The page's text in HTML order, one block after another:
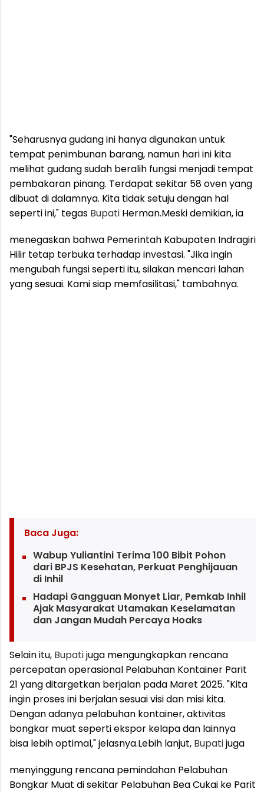
"Seharusnya gudang ini hanya digunakan untuk
tempat penimbunan barang, namun hari ini kita
melihat gudang sudah beralih fungsi menjadi tempat
pembakaran pinang. Terdapat sekitar 58 oven yang
dibuat di dalamnya. Kita tidak setuju dengan hal
seperti ini," tegas Bupati Herman.Meski demikian, ia
menegaskan bahwa Pemerintah Kabupaten Indragiri
Hilir tetap terbuka terhadap investasi. "Jika ingin
mengubah fungsi seperti itu, silakan mencari lahan
yang sesuai. Kami siap memfasilitasi," tambahnya.
Baca Juga:
Wabup Yuliantini Terima 100 Bibit Pohon
dari BPJS Kesehatan, Perkuat Penghijauan
di Inhil
Hadapi Gangguan Monyet Liar, Pemkab Inhil
Ajak Masyarakat Utamakan Keselamatan
dan Jangan Mudah Percaya Hoaks
Selain itu, Bupatijuga mengungkapkan rencana
percepatan operasional Pelabuhan Kontainer Parit
21 yang ditargetkan berjalan pada Maret 2025. "Kita
ingin proses ini berjalan sesuai visi dan misi kita.
Dengan adanya pelabuhan kontainer, aktivitas
bongkar muat seperti ekspor kelapa dan lainnya
bisa lebih optimal," jelasnya.Lebih lanjut, Bupatijuga
menyinggung rencana pemindahan Pelabuhan
Bongkar Muat di sekitar Pelabuhan Bea Cukai ke Parit